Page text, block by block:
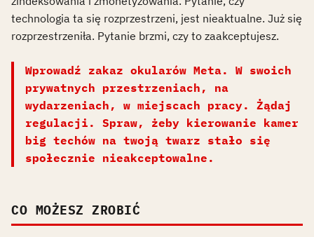
technologia ta się rozprzestrzeni, jest nieaktualne. Już się
rozprzestrzeniła. Pytanie brzmi, czy to zaakceptujesz.
Wprowadź zakaz okularów Meta. W swoich
prywatnych przestrzeniach, na
wydarzeniach, w miejscach pracy. Żądaj
regulacji. Spraw, żeby kierowanie kamer
big techów na twoją twarz stało się
społecznie nieakceptowalne.
CO MOŻESZ ZROBIĆ